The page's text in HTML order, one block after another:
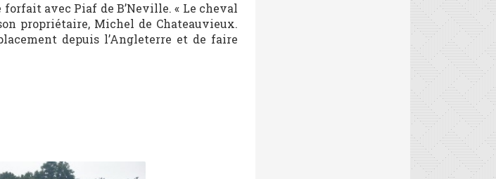
avec Piaf de B’Neville. « Le cheval
propriétaire, Michel de Chateauvieux.
depuis l’Angleterre et de faire